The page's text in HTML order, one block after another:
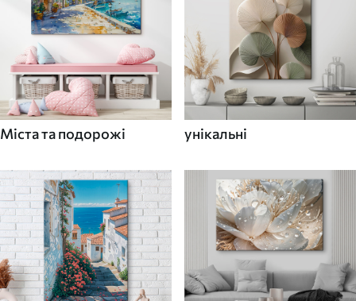
Міста та подорожі унікальні